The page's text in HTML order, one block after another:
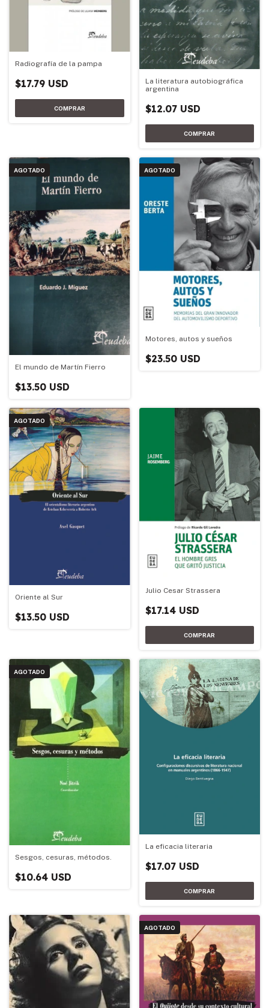
Radiografía de la pampa
$17.79 USD
La literatura autobiográfica
argentina
$12.07 USD
AGOTADO
El mundo de Martín Fierro
$13.50 USD
AGOTADO
Motores, autos y sueños
$23.50 USD
AGOTADO
Oriente al Sur
$13.50 USD
Julio Cesar Strassera
$17.14 USD
AGOTADO
Sesgos, cesuras, métodos.
$10.64 USD
La eficacia literaria
$17.07 USD
AGOTADO